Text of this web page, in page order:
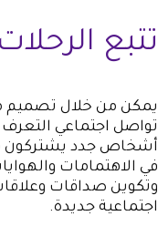
تتبع الرحلات
يمكن من خلال تصميم
تواصل اجتماعي
أشخاص جدد
في الاهتمامات
وتكوين صداقات
اجتماعية جديدة.